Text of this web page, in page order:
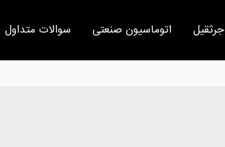
جرثقیل اتوماسیون صنعتی سوالات متداول